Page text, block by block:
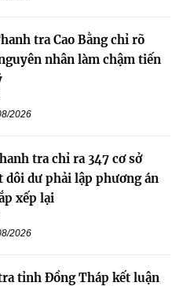
tra Cao Bằng chỉ rõ
nhân làm chậm tiến
2026
tra chỉ ra 347 cơ sở
dôi dư phải lập phương án
xếp lại
2026
tỉnh Đồng Tháp kết luận